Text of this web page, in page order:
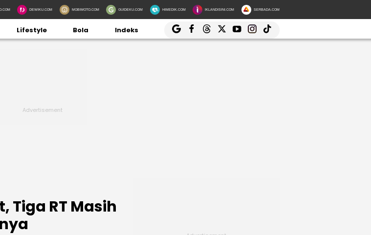
DEWIKU.COM MOBIMOTO.COM GUIDEKU.COM HIMEDIK.COM IKLANDISINI.COM SERBADA.COM
Lifestyle Bola Indeks
Tiga RT Masih